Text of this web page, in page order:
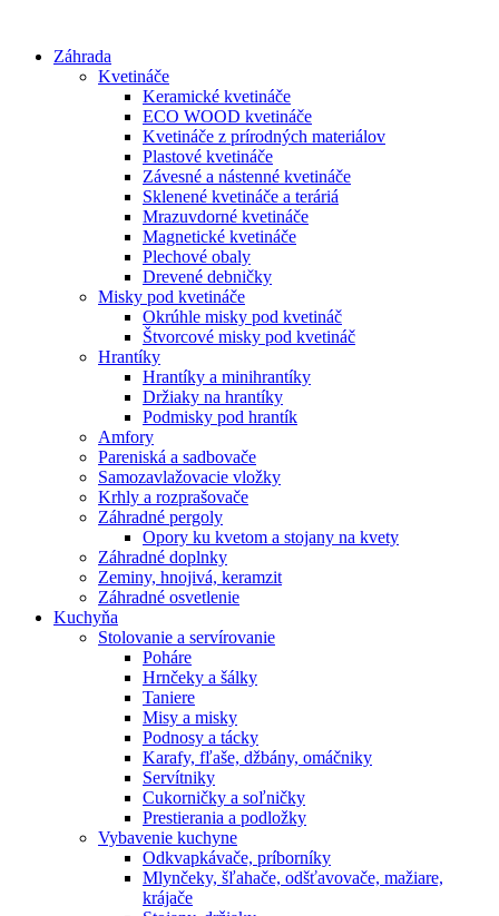
obsah
Záhrada
Kvetináče
Keramické kvetináče
ECO WOOD kvetináče
Kvetináče z prírodných materiálov
Plastové kvetináče
Závesné a nástenné kvetináče
Sklenené kvetináče a teráriá
Mrazuvdorné kvetináče
Magnetické kvetináče
Plechové obaly
Drevené debničky
Misky pod kvetináče
Okrúhle misky pod kvetináč
Štvorcové misky pod kvetináč
Hrantíky
Hrantíky a minihrantíky
Držiaky na hrantíky
Podmisky pod hrantík
Amfory
Pareniská a sadbovače
Samozavlažovacie vložky
Krhly a rozprašovače
Záhradné pergoly
Opory ku kvetom a stojany na kvety
Záhradné doplnky
Zeminy, hnojivá, keramzit
Záhradné osvetlenie
Kuchyňa
Stolovanie a servírovanie
Poháre
Hrnčeky a šálky
Taniere
Misy a misky
Podnosy a tácky
Karafy, fľaše, džbány, omáčniky
Servítniky
Cukorničky a soľničky
Prestierania a podložky
Vybavenie kuchyne
Odkvapkávače, príborníky
Mlynčeky, šľahače, odšťavovače, mažiare,
krájače